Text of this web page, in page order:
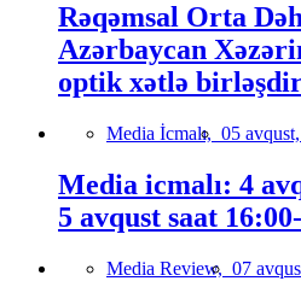
Rəqəmsal Orta
Azərbaycan
optik xətlə
Media İcmalı, 05
Media icmalı: 4
5 avqust saat
Media Review, 07